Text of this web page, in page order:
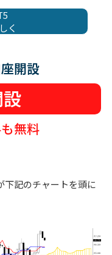
く
開設
無料
下記のチャートを頭に